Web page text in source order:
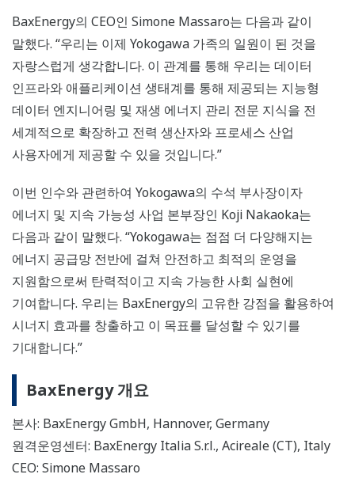
BaxEnergy의 CEO인 Simone Massaro는 다음과 같이
말했다. “우리는 이제 Yokogawa 가족의 일원이 된 것을
자랑스럽게 생각합니다. 이 관계를 통해 우리는 데이터
인프라와 애플리케이션 생태계를 통해 제공되는 지능형
데이터 엔지니어링 및 재생 에너지 관리 전문 지식을 전
세계적으로 확장하고 전력 생산자와 프로세스 산업
사용자에게 제공할 수 있을 것입니다.”
이번 인수와 관련하여 Yokogawa의 수석 부사장이자
에너지 및 지속 가능성 사업 본부장인 Koji Nakaoka는
다음과 같이 말했다. “Yokogawa는 점점 더 다양해지는
에너지 공급망 전반에 걸쳐 안전하고 최적의 운영을
지원함으로써 탄력적이고 지속 가능한 사회 실현에
기여합니다. 우리는 BaxEnergy의 고유한 강점을 활용하여
시너지 효과를 창출하고 이 목표를 달성할 수 있기를
기대합니다.”
BaxEnergy 개요
본사: BaxEnergy GmbH, Hannover, Germany
원격운영센터: BaxEnergy Italia S.r.l., Acireale (CT), Italy
CEO: Simone Massaro